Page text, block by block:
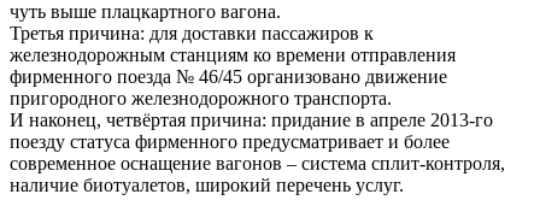
чуть выше плацкартного вагона.
Третья причина: для доставки пассажиров к
железнодорожным станциям ко времени отправления
фирменного поезда № 46/45 организовано движение
пригородного железнодорожного транспорта.
И наконец, четвёртая причина: придание в апреле 2013-го
поезду статуса фирменного предусматривает и более
современное оснащение вагонов – система сплит-контроля,
наличие биотуалетов, широкий перечень услуг.